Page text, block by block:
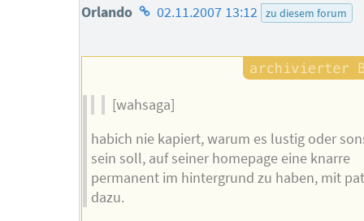
Orlando Homepage
Autors
02.11.2007 13:12 zu diesem forum
[wahsaga]
habich nie kapiert, warum es lustig oder
sein soll, auf seiner homepage eine knarre
permanent im hintergrund zu haben, mit
dazu.